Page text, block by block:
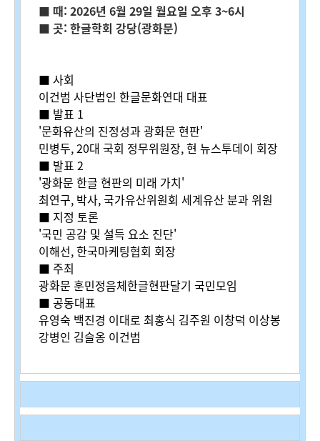
■ 때: 2026년 6월 29일 월요일 오후 3~6시
■ 곳: 한글학회 강당(광화문)
■ 사회
이건범 사단법인 한글문화연대 대표
■ 발표 1
'문화유산의 진정성과 광화문 현판'
민병두,20대 국회 정무위원장, 현 뉴스투데이 회장
■ 발표 2
'광화문 한글 현판의 미래 가치'
최연구, 박사, 국가유산위원회 세계유산 분과 위원
■ 지정 토론
'국민 공감 및 설득 요소 진단'
이해선,한국마케팅협회 회장
■ 주최
광화문 훈민정음체한글현판달기 국민모임
■ 공동대표
유영숙 백진경 이대로 최홍식 김주원 이창덕 이상봉
강병인 김슬옹 이건범